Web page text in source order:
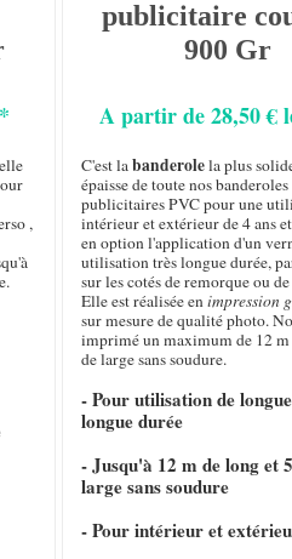
,
publicitaire
900 Gr
A partir de 28,50 €
C'est labanderolela plus
épaisse de toute nos banderoles
publicitaires PVC pour une
intérieur et extérieur de 4 ans
en option l'application d'un
utilisation très longue durée,
sur les cotés de remorque ou
Elle est réalisée enimpression
sur mesure de qualité photo.
imprimé un maximum de 12 m
de large sans soudure.
- Pour utilisation de
longue durée
- Jusqu'à 12 m de long et
large sans soudure
- Pour intérieur et